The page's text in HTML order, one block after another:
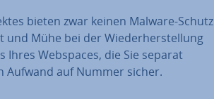
bieten zwar keinen Malware-Schutz
und Mühe bei der Wie­der­her­stel­lung
Ihres Webspaces, die Sie separat
Aufwand auf Nummer sicher.